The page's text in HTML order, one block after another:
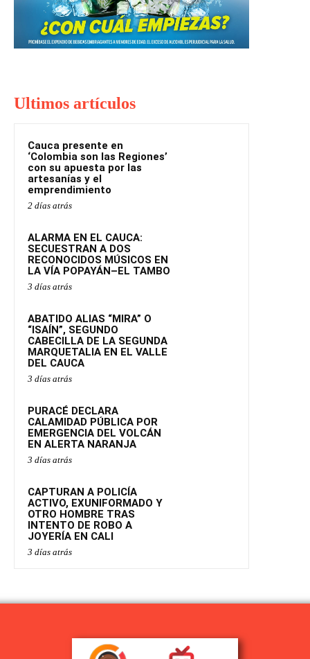
Ultimos artículos
Cauca presente en
‘Colombia son las Regiones’
con su apuesta por las
artesanías y el
emprendimiento
2 días atrás
ALARMA EN EL CAUCA:
SECUESTRAN A DOS
RECONOCIDOS MÚSICOS EN
LA VÍA POPAYÁN–EL TAMBO
3 días atrás
ABATIDO ALIAS “MIRA” O
“ISAÍN”, SEGUNDO
CABECILLA DE LA SEGUNDA
MARQUETALIA EN EL VALLE
DEL CAUCA
3 días atrás
PURACÉ DECLARA
CALAMIDAD PÚBLICA POR
EMERGENCIA DEL VOLCÁN
EN ALERTA NARANJA
3 días atrás
CAPTURAN A POLICÍA
ACTIVO, EXUNIFORMADO Y
OTRO HOMBRE TRAS
INTENTO DE ROBO A
JOYERÍA EN CALI
3 días atrás